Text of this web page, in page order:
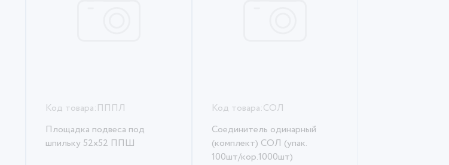
Код товара:ПППЛ
Площадка подвеса под
шпильку 52х52 ППШ
Код товара:СОЛ
Соединитель одинарный
(комплект) СОЛ (упак.
100шт/кор.1000шт)